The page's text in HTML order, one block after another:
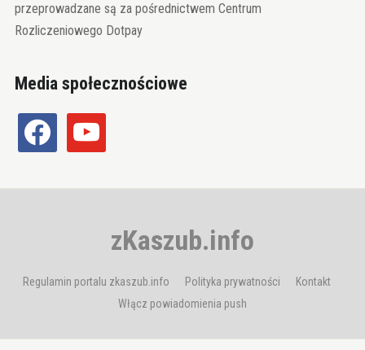
przeprowadzane są za pośrednictwem Centrum
Rozliczeniowego Dotpay
Media społecznościowe
facebook youtube
zKaszub.info
Regulamin portalu zkaszub.info Polityka prywatności
Kontakt
Włącz powiadomienia push